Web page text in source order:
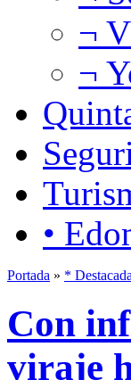
¬
¬
•
Portada » *
Con
viraje